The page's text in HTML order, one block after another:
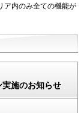
ア内のみ全ての機能が
実施のお知らせ